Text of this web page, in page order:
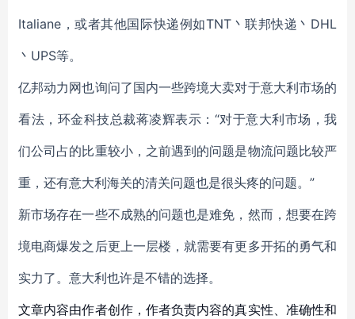
Italiane，或者其他国际快递例如TNT丶联邦快递丶DHL
丶UPS等。
亿邦动力网也询问了国内一些跨境大卖对于意大利市场的
看法，环金科技总裁蒋凌辉表示：“对于意大利市场，我
们公司占的比重较小，之前遇到的问题是物流问题比较严
重，还有意大利海关的清关问题也是很头疼的问题。”
新市场存在一些不成熟的问题也是难免，然而，想要在跨
境电商爆发之后更上一层楼，就需要有更多开拓的勇气和
实力了。意大利也许是不错的选择。
文章内容由作者创作，作者负责内容的真实性、准确性和